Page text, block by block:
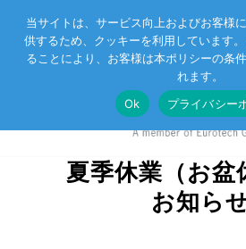
Eurotechグループ お客様サポ
夏季休業（お盆
お知ら
当サイトは、サービス向上およびお客様
供するため、クッキーを利用しています
ることにより、お客様は本ポリシーの条
れます。
Ok
プライバシー